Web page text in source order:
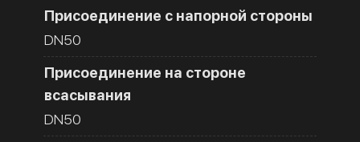
Присоединение с напорной стороны
DN50
Присоединение на стороне
всасывания
DN50